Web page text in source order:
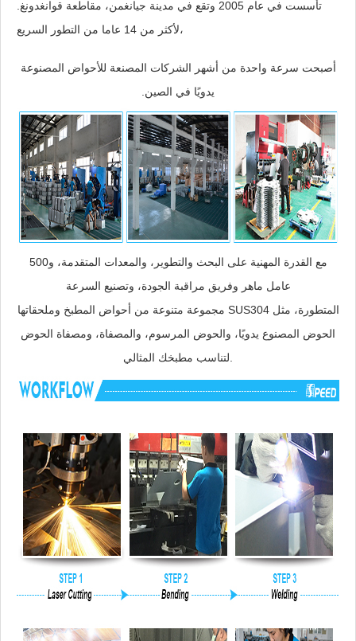
تأسست في عام 2005 وتقع في مدينة جيانغمن، مقاطعة قوانغدونغ.
لأكثر من 14 عاما من التطور السريع،
أصبحت سرعة واحدة من أشهر الشركات المصنعة للأحواض المصنوعة
يدويًا في الصين.
مع القدرة المهنية على البحث والتطوير، والمعدات المتقدمة، و500
عامل ماهر وفريق مراقبة الجودة، وتصنيع السرعة
مجموعة متنوعة من أحواض المطبخ وملحقاتها SUS304 المتطورة، مثل
الحوض المصنوع يدويًا، والحوض المرسوم، والمصفاة، ومصفاة الحوض